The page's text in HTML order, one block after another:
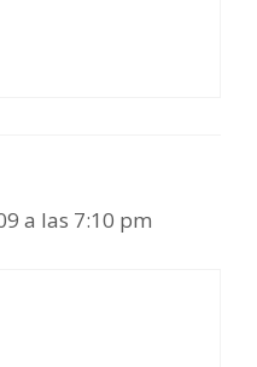
a las 7:10 pm